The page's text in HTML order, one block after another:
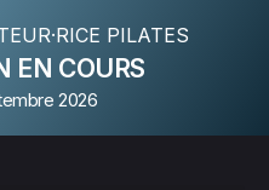
PILATES
EN COURS
2026